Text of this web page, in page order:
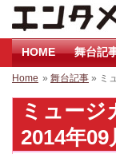
HOME 舞台記
Home » 舞台記事 » ミ
ミュージ
2014年09